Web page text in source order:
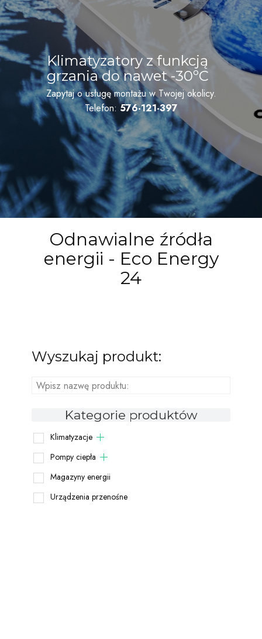
Klimatyzatory z funkcją
grzania do nawet -30ºC
Zapytaj o usługę montażu w Twojej okolicy.
Telefon:576-121-397
Odnawialne źródła
energii - Eco Energy
24
Wyszukaj produkt:
Kategorie produktów
Klimatyzacje
Pompy ciepła
Magazyny energii
Urządzenia przenośne